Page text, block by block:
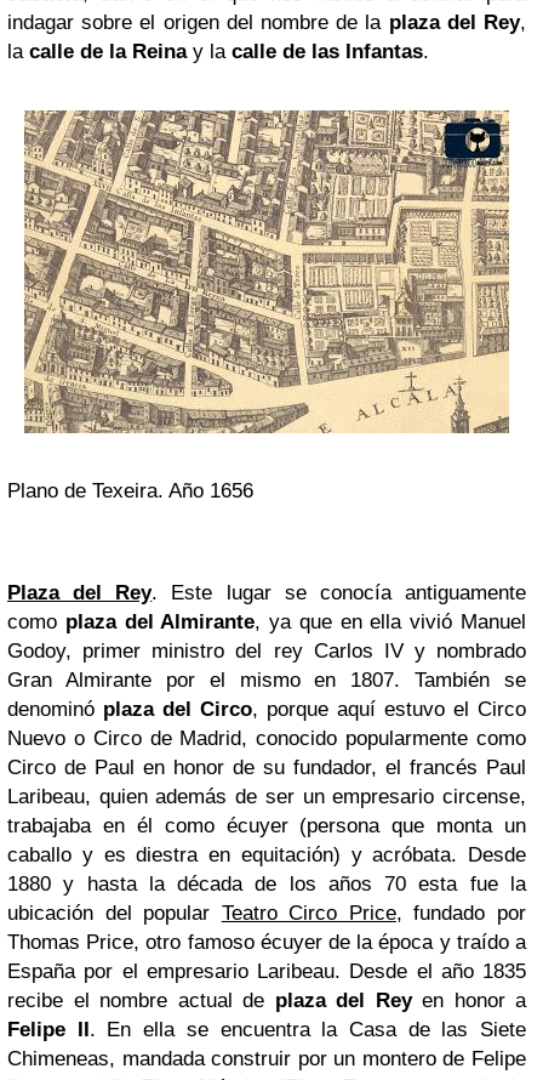
indagar sobre el origen del nombre de la plaza del Rey,
la calle de la Reinay la calle de las Infantas.
Plano de Texeira. Año 1656
Plaza del Rey. Este lugar se conocía antiguamente
como plaza del Almirante, ya que en ella vivió Manuel
Godoy, primer ministro del rey Carlos IV y nombrado
Gran Almirante por el mismo en 1807. También se
denominó plaza del Circo, porque aquí estuvo el Circo
Nuevo o Circo de Madrid, conocido popularmente como
Circo de Paul en honor de su fundador, el francés Paul
Laribeau, quien además de ser un empresario circense,
trabajaba en él como écuyer (persona que monta un
caballo y es diestra en equitación) y acróbata. Desde
1880 y hasta la década de los años 70 esta fue la
ubicación del popular Teatro Circo Price, fundado por
Thomas Price, otro famoso écuyer de la época y traído a
España por el empresario Laribeau. Desde el año 1835
recibe el nombre actual de plaza del Reyen honor a
Felipe II. En ella se encuentra la Casa de las Siete
Chimeneas, mandada construir por un montero de Felipe